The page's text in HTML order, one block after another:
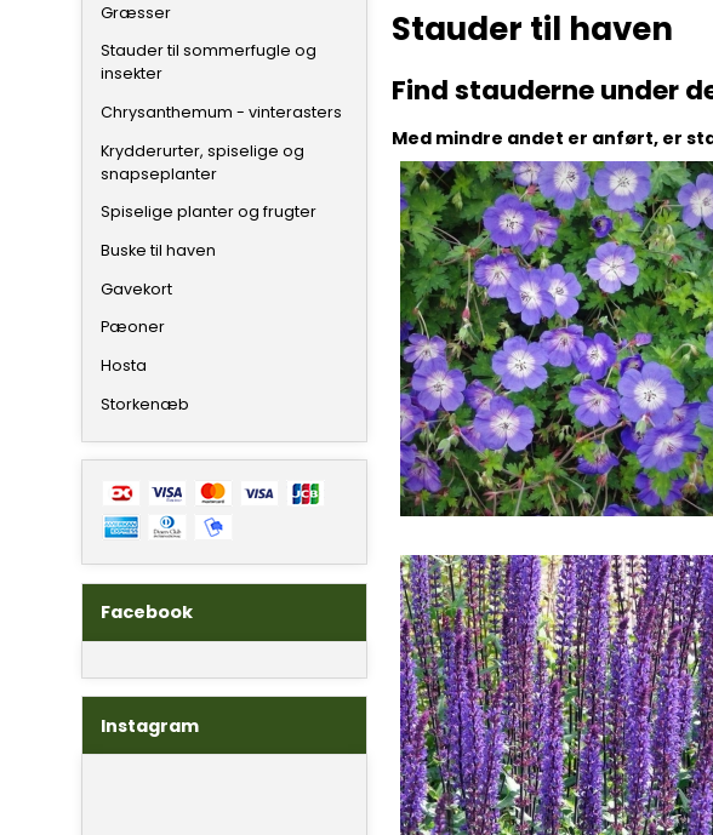
Græsser
Stauder til sommerfugle og
insekter
Chrysanthemum - vinterasters
Krydderurter, spiselige og
snapseplanter
Spiselige planter og frugter
Buske til haven
Gavekort
Pæoner
Hosta
Storkenæb
Facebook
Instagram
Stauder til haven
Find stauderne under
Med mindre andet er anført, er